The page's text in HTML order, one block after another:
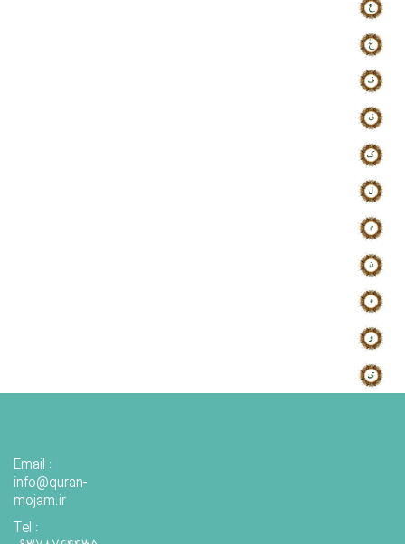
Email :
info@quran-
mojam.ir
Tel :